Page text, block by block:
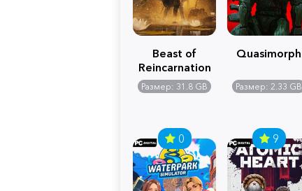
Beast of
Reincarnation
Размер: 31.8 GB
Quasimorph
Размер: 2.33 GB
0 9